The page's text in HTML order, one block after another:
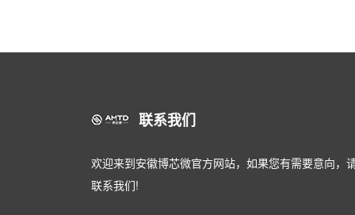
联系我们
欢迎来到安徽博芯微官方网站，如果您有需要意向，
联系我们!